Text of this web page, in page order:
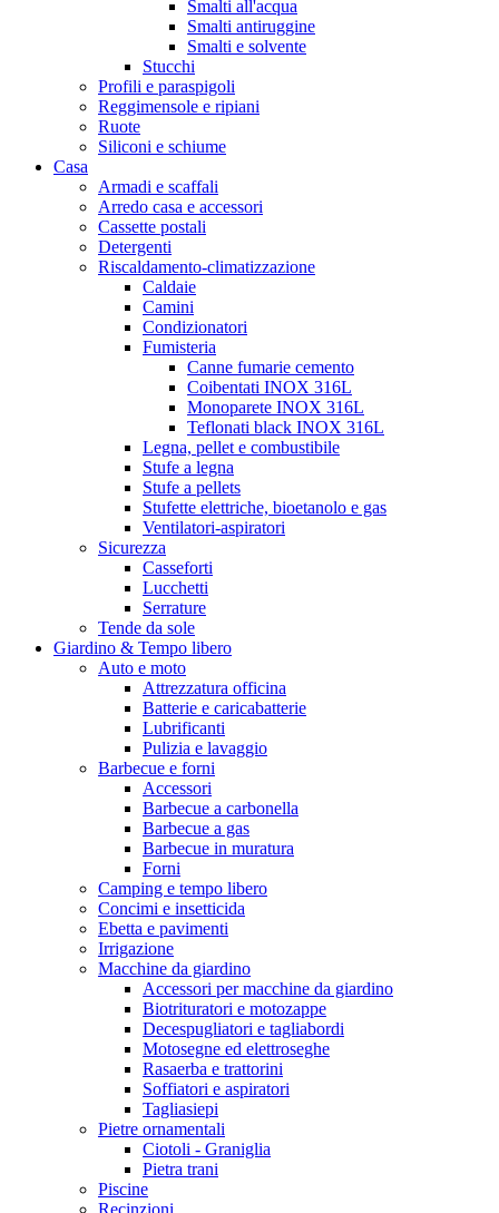
Smalti all'acqua
Smalti antiruggine
Smalti e solvente
Stucchi
Profili e paraspigoli
Reggimensole e ripiani
Ruote
Siliconi e schiume
Casa
Armadi e scaffali
Arredo casa e accessori
Cassette postali
Detergenti
Riscaldamento-climatizzazione
Caldaie
Camini
Condizionatori
Fumisteria
Canne fumarie cemento
Coibentati INOX 316L
Monoparete INOX 316L
Teflonati black INOX 316L
Legna, pellet e combustibile
Stufe a legna
Stufe a pellets
Stufette elettriche, bioetanolo e gas
Ventilatori-aspiratori
Sicurezza
Casseforti
Lucchetti
Serrature
Tende da sole
Giardino & Tempo libero
Auto e moto
Attrezzatura officina
Batterie e caricabatterie
Lubrificanti
Pulizia e lavaggio
Barbecue e forni
Accessori
Barbecue a carbonella
Barbecue a gas
Barbecue in muratura
Forni
Camping e tempo libero
Concimi e insetticida
Ebetta e pavimenti
Irrigazione
Macchine da giardino
Accessori per macchine da giardino
Biotrituratori e motozappe
Decespugliatori e tagliabordi
Motosegne ed elettroseghe
Rasaerba e trattorini
Soffiatori e aspiratori
Tagliasiepi
Pietre ornamentali
Ciotoli - Graniglia
Pietra trani
Piscine
Recinzioni